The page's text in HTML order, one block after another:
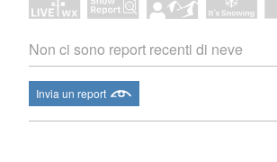
Non ci sono report recenti di neve
Invia un report